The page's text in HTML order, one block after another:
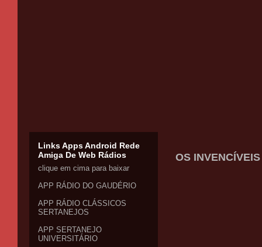
OS
Links Apps Android Rede
Amiga De Web Rádios
clique em cima para baixar
APP RÁDIO DO GAUDÉRIO
APP RÁDIO CLÁSSICOS
SERTANEJOS
APP SERTANEJO
UNIVERSITÁRIO